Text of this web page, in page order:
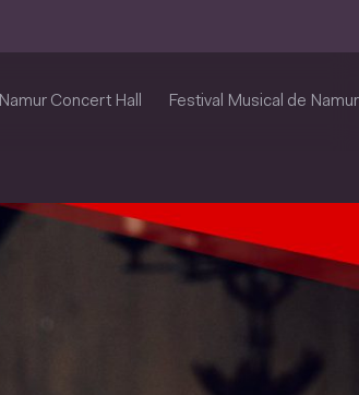
Namur Concert Hall Festival Musical de Namur